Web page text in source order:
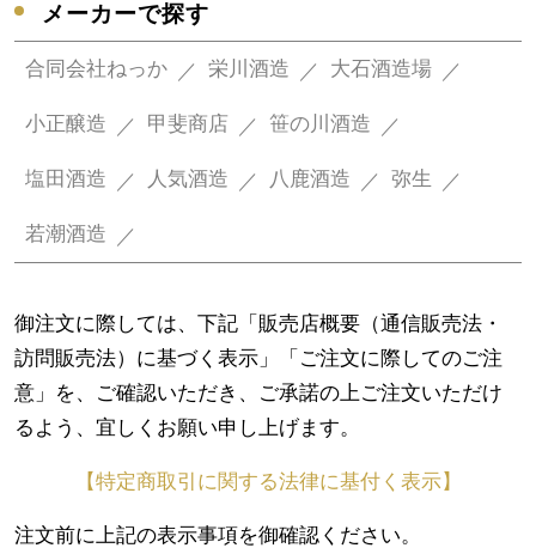
メーカーで探す
合同会社ねっか 栄川酒造 大石酒造場
小正醸造 甲斐商店 笹の川酒造
塩田酒造 人気酒造 八鹿酒造 弥生
若潮酒造
御注文に際しては、下記「販売店概要（通信販売法・
訪問販売法）に基づく表示」「ご注文に際してのご注
意」を、ご確認いただき、ご承諾の上ご注文いただけ
るよう、宜しくお願い申し上げます。
【特定商取引に関する法律に基付く表示】
注文前に上記の表示事項を御確認ください。